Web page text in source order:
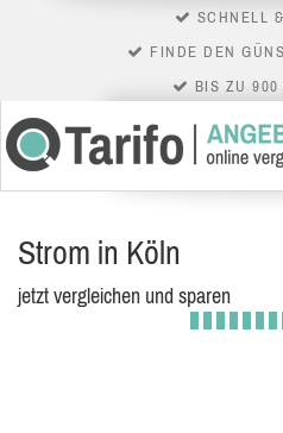
SCHNELL
FINDE DEN
BIS ZU 900
Strom in Köln
jetzt vergleichen und sparen